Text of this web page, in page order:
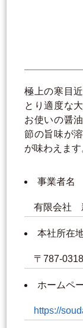
極上の寒目
とり適度な
お使いの醤
節の旨味が
が味わえます
事業者名
有限会社
本社所在
〒787-
ホームペ
https://